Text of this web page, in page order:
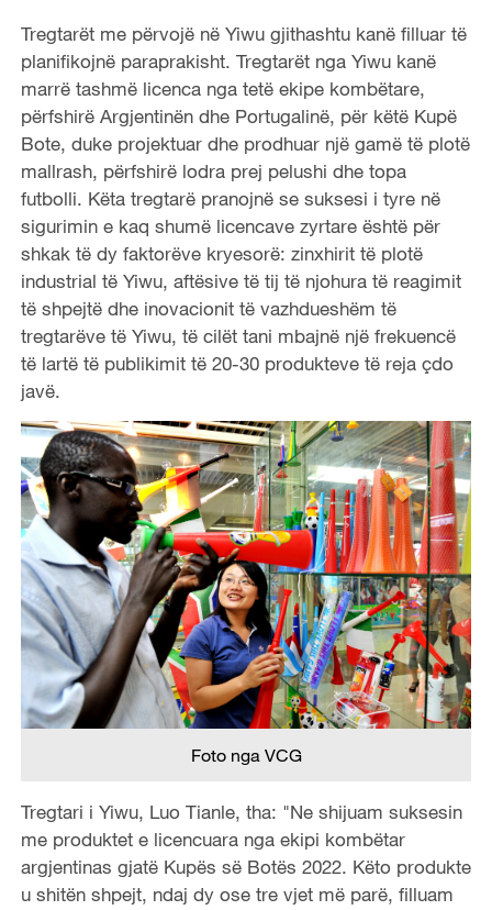
Tregtarët me përvojë në Yiwu gjithashtu kanë filluar të
planifikojnë paraprakisht. Tregtarët nga Yiwu kanë
marrë tashmë licenca nga tetë ekipe kombëtare,
përfshirë Argjentinën dhe Portugalinë, për këtë Kupë
Bote, duke projektuar dhe prodhuar një gamë të plotë
mallrash, përfshirë lodra prej pelushi dhe topa
futbolli. Këta tregtarë pranojnë se suksesi i tyre në
sigurimin e kaq shumë licencave zyrtare është për
shkak të dy faktorëve kryesorë: zinxhirit të plotë
industrial të Yiwu, aftësive të tij të njohura të reagimit
të shpejtë dhe inovacionit të vazhdueshëm të
tregtarëve të Yiwu, të cilët tani mbajnë një frekuencë
të lartë të publikimit të 20-30 produkteve të reja çdo
javë.
Foto nga VCG
Tregtari i Yiwu, Luo Tianle, tha: "Ne shijuam suksesin
me produktet e licencuara nga ekipi kombëtar
argjentinas gjatë Kupës së Botës 2022. Këto produkte
u shitën shpejt, ndaj dy ose tre vjet më parë, filluam